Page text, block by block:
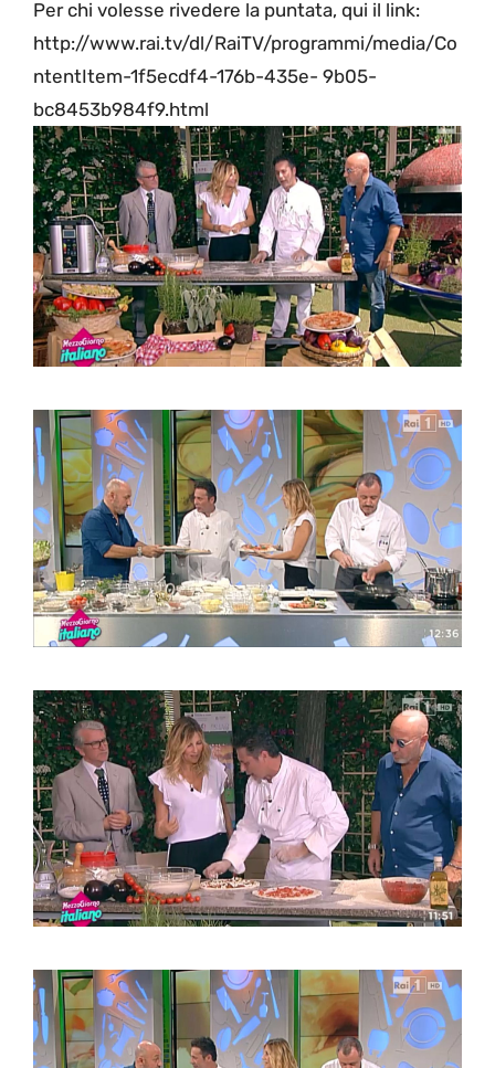
Per chi volesse rivedere la puntata, qui il link:
http://www.rai.tv/dl/RaiTV/programmi/media/Co
ntentItem-1f5ecdf4-176b-435e- 9b05-
bc8453b984f9.html